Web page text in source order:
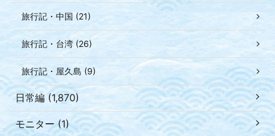
旅行記・中国 (21)
旅行記・台湾 (26)
旅行記・屋久島 (9)
日常編 (1,870)
モニター (1)